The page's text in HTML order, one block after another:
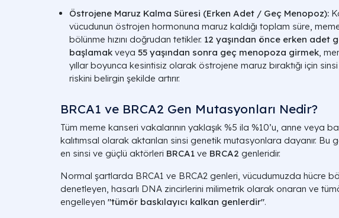
Östrojene Maruz Kalma Süresi (Erken Adet / Geç Menopoz):
vücudunun östrojen hormonuna maruz kaldığı toplam süre,
bölünme hızını doğrudan tetikler. 12 yaşından önce erken adet
başlamak veya 55 yaşından sonra geç menopoza girmek,
yıllar boyunca kesintisiz olarak östrojene maruz bıraktığı için
riskini belirgin şekilde artırır.
BRCA1 ve BRCA2 Gen Mutasyonları Nedir?
Tüm meme kanseri vakalarının yaklaşık %5 ila %10’u, anne veya
kalıtımsal olarak aktarılan sinsi genetik mutasyonlara dayanır. Bu
en sinsi ve güçlü aktörleri BRCA1 ve BRCA2 genleridir.
Normal şartlarda BRCA1 ve BRCA2 genleri, vücudumuzda hücre
denetleyen, hasarlı DNA zincirlerini milimetrik olarak onaran ve
engelleyen "tümör baskılayıcı kalkan genlerdir".